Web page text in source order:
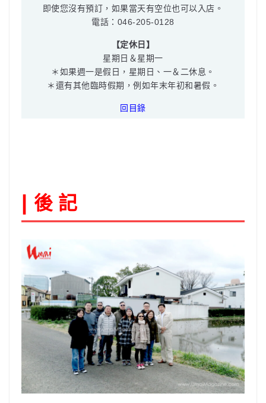
即使您沒有預訂，如果當天有空位也可以入店。
電話：046-205-0128
【定休日】
星期日＆星期一
＊如果週一是假日，星期日、一＆二休息。
＊還有其他臨時假期，例如年末年初和暑假。
回目錄
| 後 記